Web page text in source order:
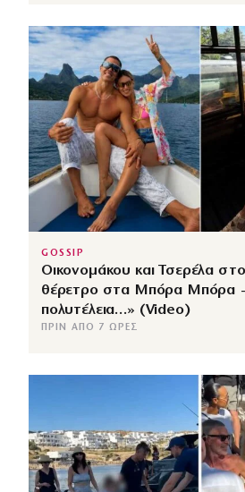
GOSSIP
Οικονομάκου και Τσερέλα
θέρετρο στα Μπόρα Μπόρα
πολυτέλεια…» (Video)
ΠΡΙΝ ΑΠΌ 7 ΏΡΕΣ